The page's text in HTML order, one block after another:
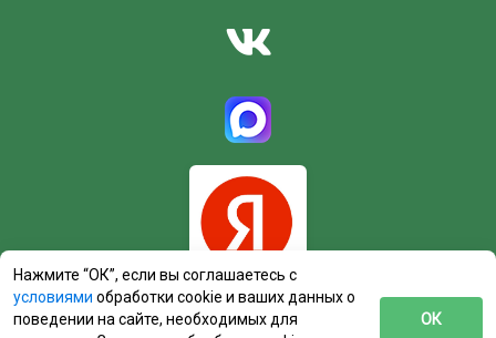
Нажмите “ОК”, если вы соглашаетесь с
условиями обработки cookie и ваших данных о
поведении на сайте, необходимых для
ОК